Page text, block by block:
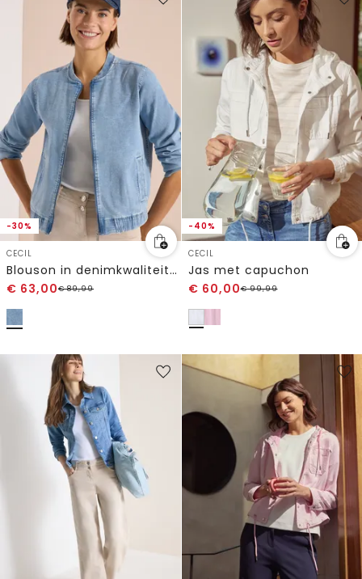
-30%
CECIL
Blouson in denimkwaliteit met ritssluiting
€ 63,00€89,99
-40%
CECIL
Jas met capuchon
€ 60,00€99,99